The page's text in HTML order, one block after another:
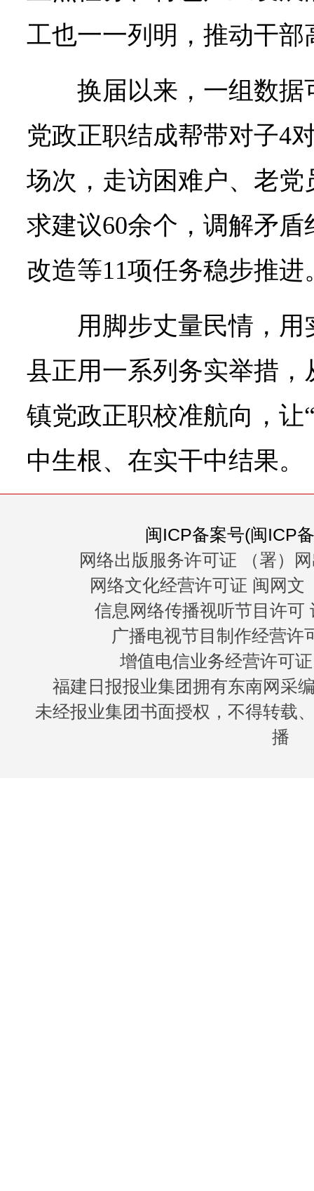
工也一一列明，推动干部
换届以来，一组数
党政正职结成帮带对子4
场次，走访困难户、老党
求建议60余个，调解矛
改造等11项任务稳步推进
用脚步丈量民情，
县正用一系列务实举措
镇党政正职校准航向，让
中生根、在实干中结果。
闽ICP备案号(闽ICP
网络出版服务许可证 （署）
网络文化经营许可证 闽网文
信息网络传播视听节目许可
广播电视节目制作经营许
增值电信业务经营许可
福建日报报业集团拥有东南网采
未经报业集团书面授权，不得转载
播